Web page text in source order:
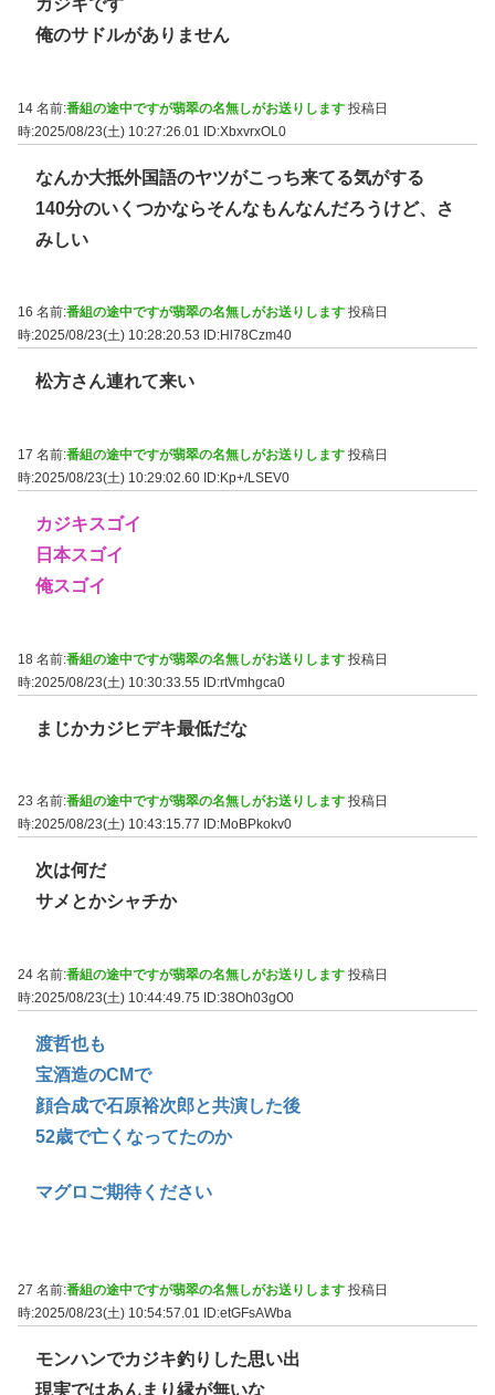
カジキです
俺のサドルがありません
14 名前:番組の途中ですが翡翠の名無しがお送りします 投稿日
時:2025/08/23(土) 10:27:26.01 ID:XbxvrxOL0
なんか大抵外国語のヤツがこっち来てる気がする
140分のいくつかならそんなもんなんだろうけど、さ
みしい
16 名前:番組の途中ですが翡翠の名無しがお送りします 投稿日
時:2025/08/23(土) 10:28:20.53
ID:Hl78Czm40
松方さん連れて来い
17 名前:番組の途中ですが翡翠の名無しがお送りします 投稿日
時:2025/08/23(土) 10:29:02.60 ID:Kp+/LSEV0
カジキスゴイ
日本スゴイ
俺スゴイ
18 名前:番組の途中ですが翡翠の名無しがお送りします 投稿日
時:2025/08/23(土) 10:30:33.55 ID:rtVmhgca0
まじかカジヒデキ最低だな
23 名前:番組の途中ですが翡翠の名無しがお送りします 投稿日
時:2025/08/23(土) 10:43:15.77
ID:MoBPkokv0
次は何だ
サメとかシャチか
24 名前:番組の途中ですが翡翠の名無しがお送りします 投稿日
時:2025/08/23(土) 10:44:49.75 ID:38Oh03gO0
渡哲也も
宝酒造のCMで
顔合成で石原裕次郎と共演した後
52歳で亡くなってたのか
マグロご期待ください
27 名前:番組の途中ですが翡翠の名無しがお送りします 投稿日
時:2025/08/23(土) 10:54:57.01
ID:etGFsAWba
モンハンでカジキ釣りした思い出
現実ではあんまり縁が無いな